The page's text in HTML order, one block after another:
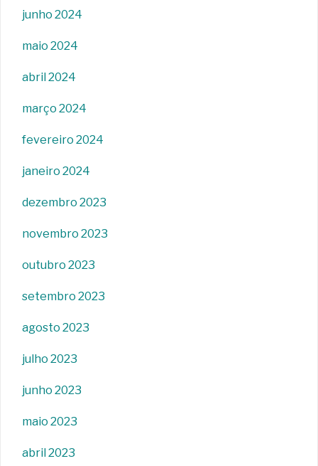
junho 2024
maio 2024
abril 2024
março 2024
fevereiro 2024
janeiro 2024
dezembro 2023
novembro 2023
outubro 2023
setembro 2023
agosto 2023
julho 2023
junho 2023
maio 2023
abril 2023